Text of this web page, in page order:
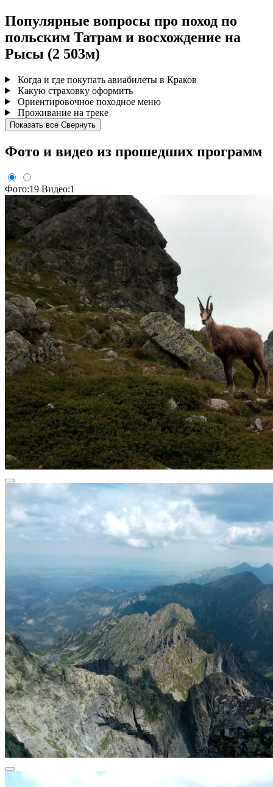
Популярные вопросы про поход по
польским Татрам и восхождение на
Рысы (2 503м)
Когда и где покупать авиабилеты в Краков
Какую страховку оформить
Ориентировочное походное меню
Проживание на треке
Показать все Свернуть
Фото и видео из прошедших программ
Фото:19 Видео:1